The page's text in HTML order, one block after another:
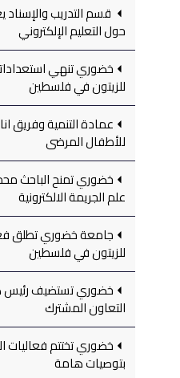
قسم التدريب
حول التعليم الإلكتروني
خضوري تنهي
للزيتون في فلسطين
عمادة التنمية وفريق
للأطفال المرضى
خضوري تمنح الباحث
علم الجريمة الالكترونية
جامعة خضوري تطلق
للزيتون في فلسطين
خضوري تستضيف رئيس
التعاون المشترك
خضوري تختتم فعاليات
بتوصيات هامة